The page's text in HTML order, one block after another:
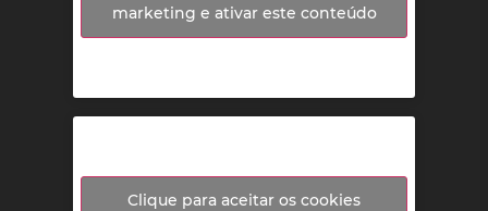
marketing e ativar este conteúdo
Clique para aceitar os cookies